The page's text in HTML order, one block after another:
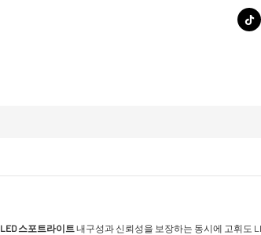
LED 스포트라이트 내구성과 신뢰성을 보장하는 동시에 고휘도